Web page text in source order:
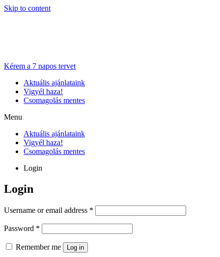
Skip to content
Kérem a 7 napos tervet
Aktuális ajánlataink
Vigyél haza!
Csomagolás mentes
Menu
Aktuális ajánlataink
Vigyél haza!
Csomagolás mentes
Login
Login
Username or email address *
Password *
Remember me Log in